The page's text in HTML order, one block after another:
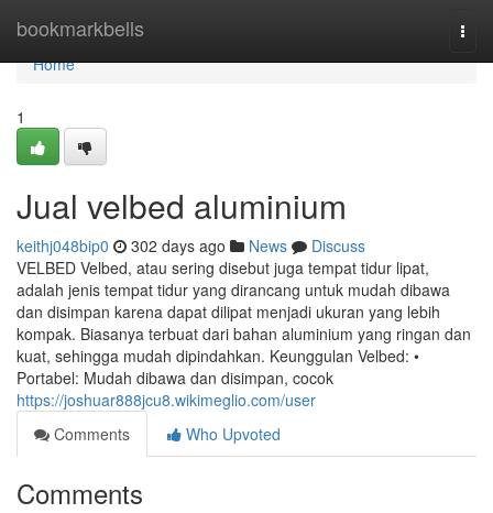
bookmarkbells
Home
Home
1
Jual velbed aluminium
keithj048bip0 302 days ago News
Discuss
VELBED Velbed, atau sering disebut juga tempat tidur lipat,
adalah jenis tempat tidur yang dirancang untuk mudah dibawa
dan disimpan karena dapat dilipat menjadi ukuran yang lebih
kompak. Biasanya terbuat dari bahan aluminium yang ringan dan
kuat, sehingga mudah dipindahkan. Keunggulan Velbed: •
Portabel: Mudah dibawa dan disimpan, cocok
https://joshuar888jcu8.wikimeglio.com/user
Comments
Who Upvoted
Comments